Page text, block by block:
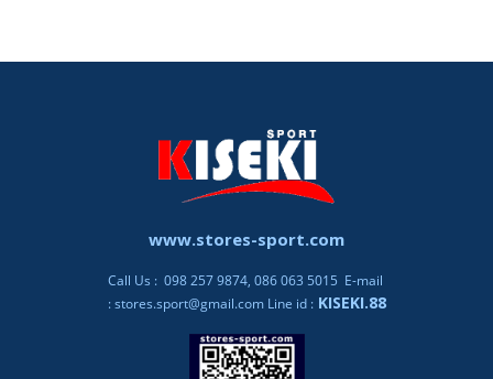
www.stores-sport.com
Call Us : 098 257 9874, 086 063 5015 E-mail
:stores.sport@gmail.com Line id :KISEKI.88